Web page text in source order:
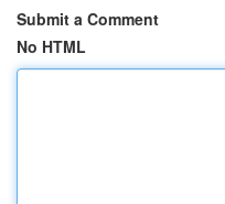
Submit a Comment
No HTML